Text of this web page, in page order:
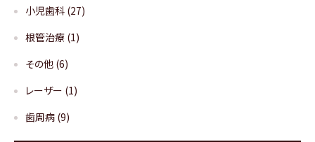
小児歯科 (27)
根管治療 (1)
その他 (6)
レーザー (1)
歯周病 (9)